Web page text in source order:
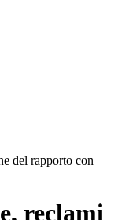
del rapporto con
reclami